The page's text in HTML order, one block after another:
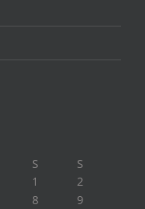
S
S
1
2
8 9